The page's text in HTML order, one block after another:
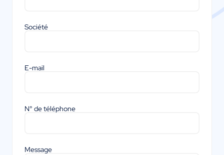
Société
E-mail
N° de téléphone
Message